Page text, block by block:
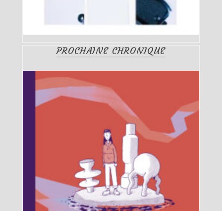
PROCHAINE CHRONIQUE